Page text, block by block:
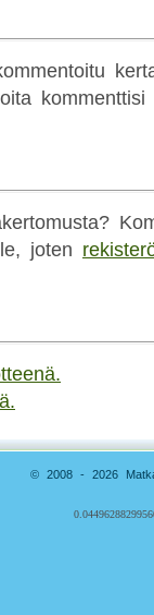
kommenttisi
joten
© 2008 - 2026